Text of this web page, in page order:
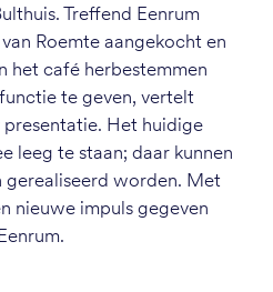
Treffend Eenrum
Roemte aangekocht en
het café herbestemmen
te geven, vertelt
Het huidige
leeg te staan; daar kunnen
gerealiseerd worden. Met
nieuwe impuls gegeven